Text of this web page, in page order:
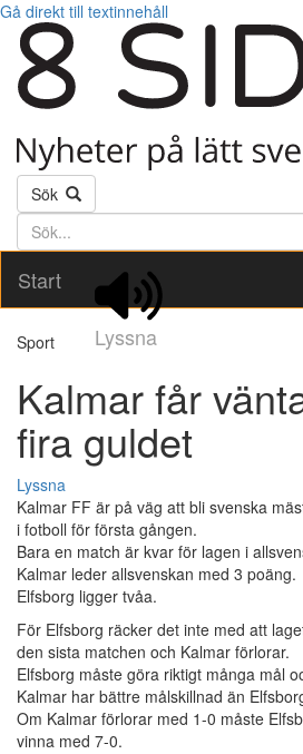
Gå direkt till textinnehåll
Sök
Söktext
Start
Lyssna
Sport
Kalmar får
fira guldet
Lyssna
Kalmar FF är på väg att bli svenska
i fotboll för första gången.
Bara en match är kvar för lagen i
Kalmar leder allsvenskan med 3 poäng.
Elfsborg ligger tvåa.
För Elfsborg räcker det inte med att
den sista matchen och Kalmar förlorar.
Elfsborg måste göra riktigt många mål
Kalmar har bättre målskillnad än
Om Kalmar förlorar med 1-0 måste
vinna med 7-0.